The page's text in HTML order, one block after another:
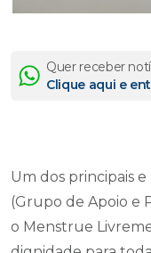
Quer receber
Clique aqui e
Um dos principais
(Grupo de Apoio e
o Menstrue